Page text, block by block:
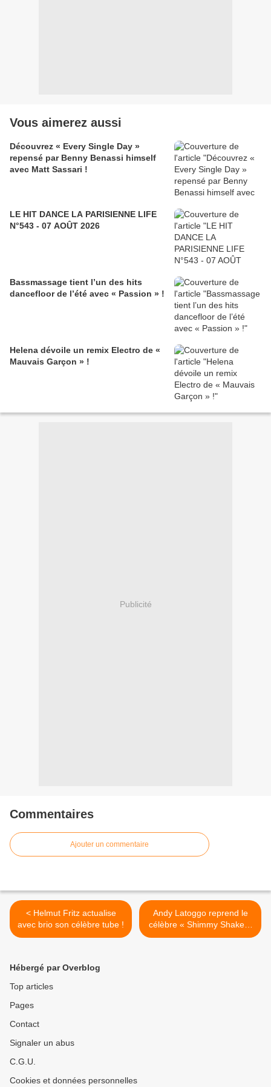
Vous aimerez aussi
Découvrez « Every Single Day »
repensé par Benny Benassi himself
avec Matt Sassari !
LE HIT DANCE LA PARISIENNE LIFE
N°543 - 07 AOÛT 2026
Bassmassage tient l’un des hits
dancefloor de l’été avec « Passion » !
Helena dévoile un remix Electro de «
Mauvais Garçon » !
Publicité
Commentaires
Ajouter un commentaire
< Helmut Fritz actualise
avec brio son célèbre tube !
Andy Latoggo reprend le
célèbre « Shimmy Shake »
des 740 Boyz ! >
Hébergé par Overblog
Top articles
Pages
Contact
Signaler un abus
C.G.U.
Cookies et données personnelles